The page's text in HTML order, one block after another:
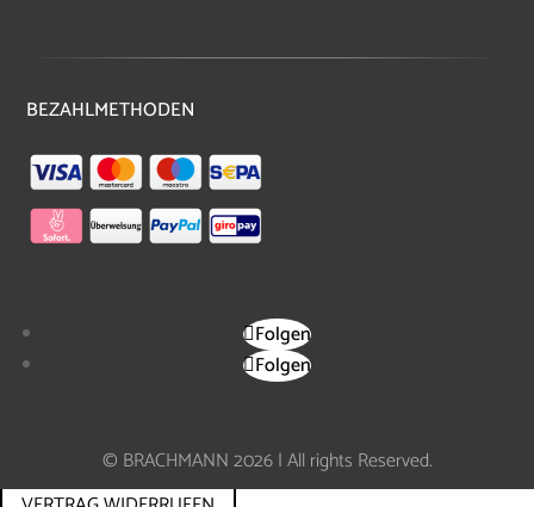
BEZAHLMETHODEN
Folgen
Folgen
© BRACHMANN 2026 | All rights Reserved.